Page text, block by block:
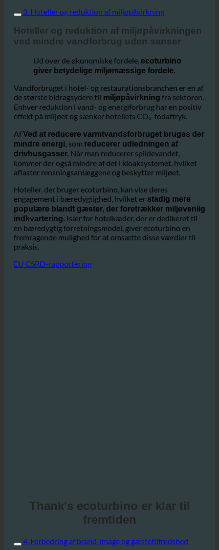
3. Hoteller og reduktion af miljøpåvirkning
ved mindre vandforbrug uden sanser
Ud over de økonomiske fordele,ecoturbino
giver betydelige miljømæssige fordele.
Vandforbruget i hotel- og restaurationsbranchen er en af
de største bidragsydere til miljøpåvirkning fra sektoren.
Enhver reduktion i vand- og energiforbrug har en positiv
effekt på miljøet og sænker hotellets CO₂-fodaftryk.
Af Ved at reducere varmtvandsforbruget bruges der
mindre energi,somreducerer udledningen af
drivhusgasser.Når man reducerer spildevandet,
kommer der også mindre af det i kloaksystemet, hvilket
aflaster rensningsanlæggene og beskytter miljøet.
Hoteller, der bruger ecoturbino, kan vise deres
engagement i bæredygtighed, hvilket er stadig mere
populære blandt gæster, der foretrækker miljøvenlig
indkvartering. Især for hotelkæder, der er dedikeret til
en bæredygtig forretningsmodel, giver ecoturbino en
fremragende mulighed for at omsætte disse værdier til
fremtiden